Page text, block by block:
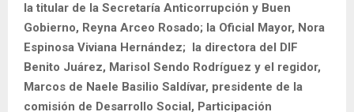
la titular de la Secretaría Anticorrupción y Buen
Gobierno, Reyna Arceo Rosado; la Oficial Mayor, Nora
Espinosa Viviana Hernández; la directora del DIF
Benito Juárez, Marisol Sendo Rodríguez y el regidor,
Marcos de Naele Basilio Saldívar, presidente de la
comisión de Desarrollo Social, Participación